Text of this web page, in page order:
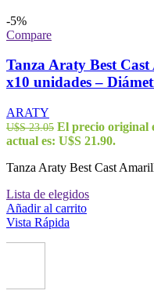
-5%
Compare
Tanza Araty Best
x10 unidades –
ARATY
U$S23.05 El precio original
actual es: U$S 21.90.
Tanza Araty Best Cast
Lista de elegidos
Añadir al carrito
Vista Rápida